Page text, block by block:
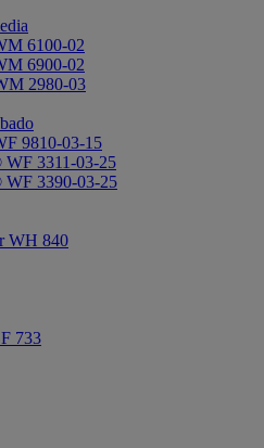
6100-02
6900-02
2980-03
9810-03-15
3311-03-25
3390-03-25
WH 840
733